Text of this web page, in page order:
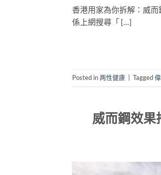
香港用家為你拆解：威
係上網搜尋「 […]
Posted in两性健康 Tagged
威而鋼效果